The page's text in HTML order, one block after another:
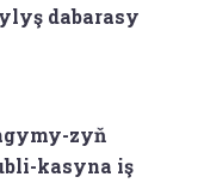
dabarasy
zyň
kasyna iş